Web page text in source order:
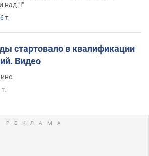
над "i"
т.
стартовало в квалификации
Видео